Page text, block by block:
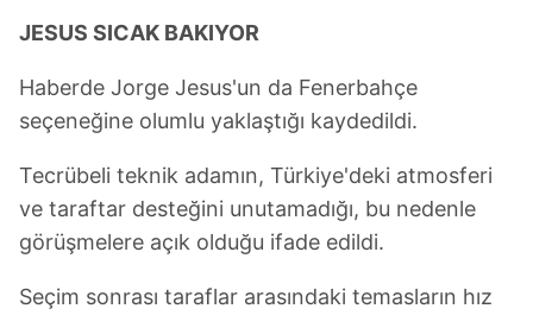
Sitemizde kendimize ve üçüncü kişilere ait çerezler
kullanılmaktadır. Bu çerezler vasıtasıyla çeşitli kişisel
verileriniz işlenmekte olup gerekli olan çerezler bilgi
toplumu hizmetlerinin sunulması amacıyla
kullanılmaktadır. Diğer çerezler, sitemizin daha işlevsel
kılınması ve kişiselleştirilmesi ve sizlere yönelik
reklam/pazarlama faaliyetlerinin yapılması, amaçlarıyla
JESUS SICAK BAKIYOR
Haberde Jorge Jesus'un da Fenerbahçe
seçeneğine olumlu yaklaştığı kaydedildi.
Tecrübeli teknik adamın, Türkiye'deki atmosferi
ve taraftar desteğini unutamadığı, bu nedenle
görüşmelere açık olduğu ifade edildi.
Seçim sonrası taraflar arasındaki temasların hız